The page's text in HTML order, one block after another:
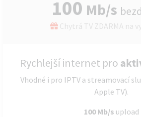
100 Mb/s
Chytrá TV ZDARMA na
Rychlejší internet pro
Vhodné i pro IPTV a streamovací
Apple TV).
100 Mb/s upload